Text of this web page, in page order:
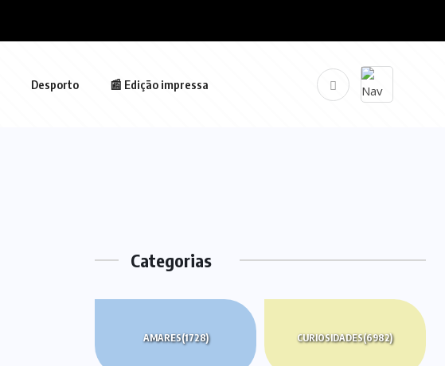
Desporto 📰 Edição impressa
Categorias
AMARES(1728) CURIOSIDADES(6982)